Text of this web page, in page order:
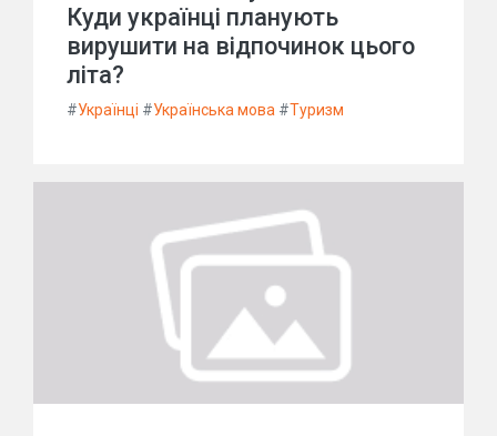
Куди українці планують
вирушити на відпочинок цього
літа?
#Українці #Українська мова #Туризм